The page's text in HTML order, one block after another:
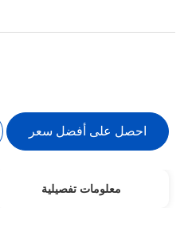
احصل على أفضل سعر
معلومات تفصيلية